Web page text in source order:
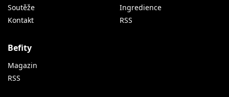
Soutěže
Kontakt
Ingredience
RSS
Befity
Magazin
RSS